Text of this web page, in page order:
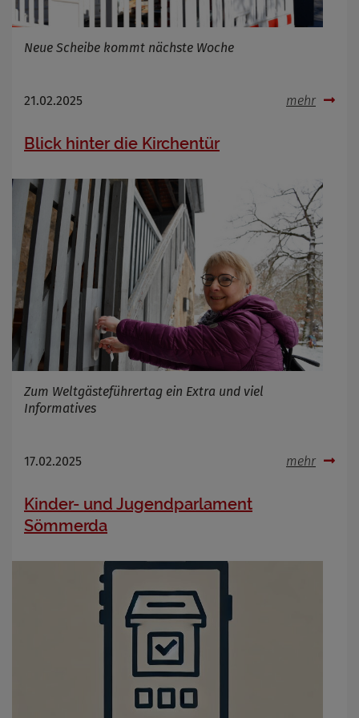
Neue Scheibe kommt nächste Woche
21.02.2025 mehr
Blick hinter die Kirchentür
Zum Weltgästeführertag ein Extra und viel
Informatives
17.02.2025 mehr
Kinder- und Jugendparlament
Sömmerda
Cookies die bei der Verwendung von
OpenWeatherAPI gesetzt werden
Cookie Name